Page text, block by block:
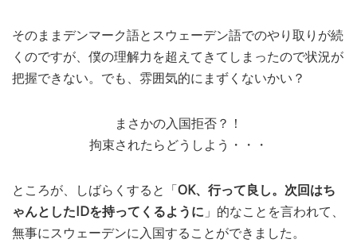
そのままデンマーク語とスウェーデン語でのやり取りが続
くのですが、僕の理解力を超えてきてしまったので状況が
把握できない。でも、雰囲気的にまずくないかい？
まさかの入国拒否？！
拘束されたらどうしよう・・・
ところが、しばらくすると「OK、行って良し。次回はち
ゃんとしたIDを持ってくるように 」的なことを言われて、
無事にスウェーデンに入国することができました。